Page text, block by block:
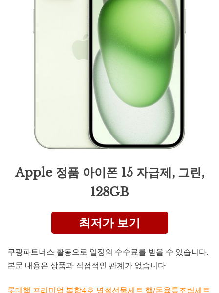
Apple 정품 아이폰 15 자급제, 그린,
128GB
최저가 보기
쿠팡파트너스 활동으로 일정의 수수료를 받을 수 있습니다.
본문 내용은 상품과 직접적인 관계가 없습니다
롯데햄 프리미엄 복합4호 명절선물세트 햄/돈육통조림세트,